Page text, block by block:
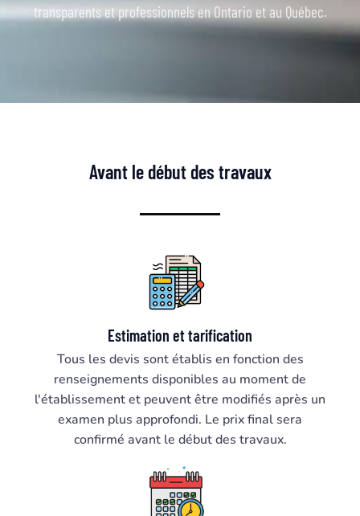
transparents et professionnels en Ontario et au Québec.
Avant le début des travaux
Estimation et tarification
Tous les devis sont établis en fonction des
renseignements disponibles au moment de
l'établissement et peuvent être modifiés après un
examen plus approfondi. Le prix final sera
confirmé avant le début des travaux.